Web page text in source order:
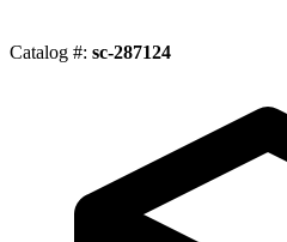
Catalog #: sc-287124